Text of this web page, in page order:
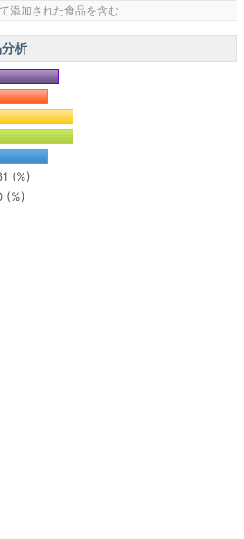
添加された食品を含む
析
(%)
(%)